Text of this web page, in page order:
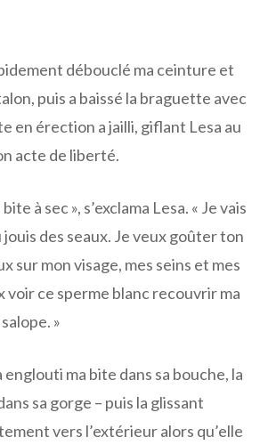
débouclé ma ceinture et
puis a baissé la braguette avec
en érection a jailli, giflant Lesa au
acte de liberté.
à sec », s’exclama Lesa. « Je vais
jouis des seaux. Je veux goûter ton
sur mon visage, mes seins et mes
voir ce sperme blanc recouvrir ma
»
englouti ma bite dans sa bouche, la
sa gorge – puis la glissant
vers l’extérieur alors qu’elle